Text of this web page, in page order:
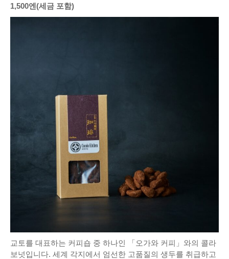
1,500엔(세금 포함)
교토를 대표하는 커피숍 중 하나인 「오가와 커피」와의 콜라
보넛입니다. 세계 각지에서 엄선한 고품질의 생두를 취급하고